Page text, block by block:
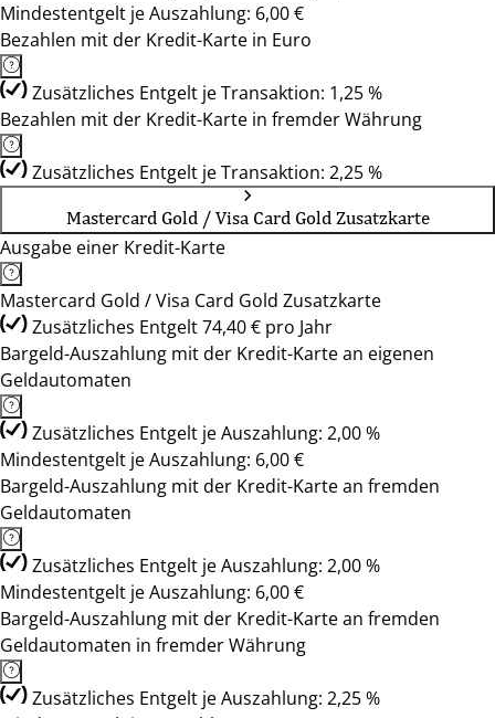
Mindestentgelt je Auszahlung: 6,00 €
Bezahlen mit der Kredit-Karte in Euro
Zusätzliches Entgelt je Transaktion: 1,25 %
Bezahlen mit der Kredit-Karte in fremder Währung
Zusätzliches Entgelt je Transaktion: 2,25 %
Mastercard Gold / Visa Card Gold Zusatzkarte
Ausgabe einer Kredit-Karte
Mastercard Gold / Visa Card Gold Zusatzkarte
Zusätzliches Entgelt 74,40 € pro Jahr
Bargeld-Auszahlung mit der Kredit-Karte an eigenen
Geldautomaten
Zusätzliches Entgelt je Auszahlung: 2,00 %
Mindestentgelt je Auszahlung: 6,00 €
Bargeld-Auszahlung mit der Kredit-Karte an fremden
Geldautomaten
Zusätzliches Entgelt je Auszahlung: 2,00 %
Mindestentgelt je Auszahlung: 6,00 €
Bargeld-Auszahlung mit der Kredit-Karte an fremden
Geldautomaten in fremder Währung
Zusätzliches Entgelt je Auszahlung: 2,25 %